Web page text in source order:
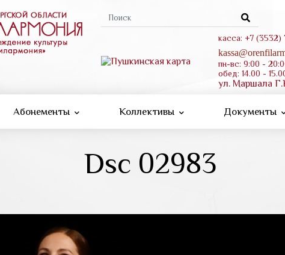
Форма
касса: +7 (3532)
пн-вс: 9:00 -
обед: 14.00 -
ул. Маршала
Абонементы Коллективы Документы
Dsc 02983